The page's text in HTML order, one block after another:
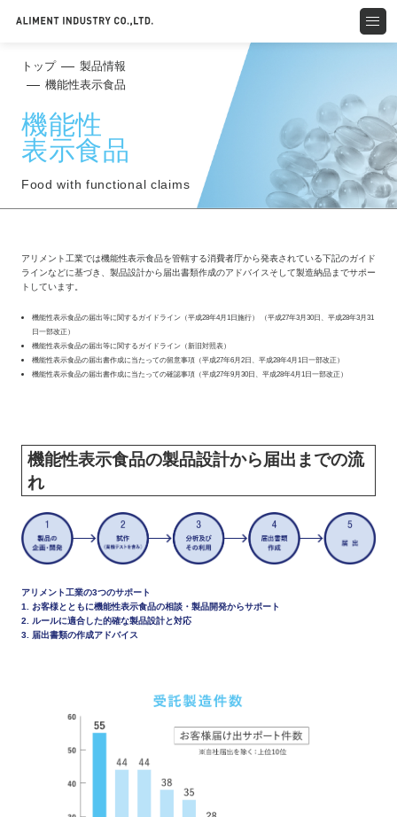
トップ
製品情報
機能性表示食品
機能性
表示食品
Food with functional claims
アリメント工業では機能性表示食品を管轄する消費者庁から発表されている下記のガイド
ラインなどに基づき、製品設計から届出書類作成のアドバイスそして製造納品までサポー
トしています。
機能性表示食品の届出等に関するガイドライン（平成28年4月1日施行） （平成27年3月30日、平成28年3月31
日一部改正）
機能性表示食品の届出等に関するガイドライン（新旧対照表）
機能性表示食品の届出書作成に当たっての留意事項（平成27年6月2日、平成28年4月1日一部改正）
機能性表示食品の届出書作成に当たっての確認事項（平成27年9月30日、平成28年4月1日一部改正）
機能性表示食品の製品設計から届出までの流
れ
アリメント工業の3つのサポート
1. お客様とともに機能性表示食品の相談・製品開発からサポート
2. ルールに適合した的確な製品設計と対応
3. 届出書類の作成アドバイス